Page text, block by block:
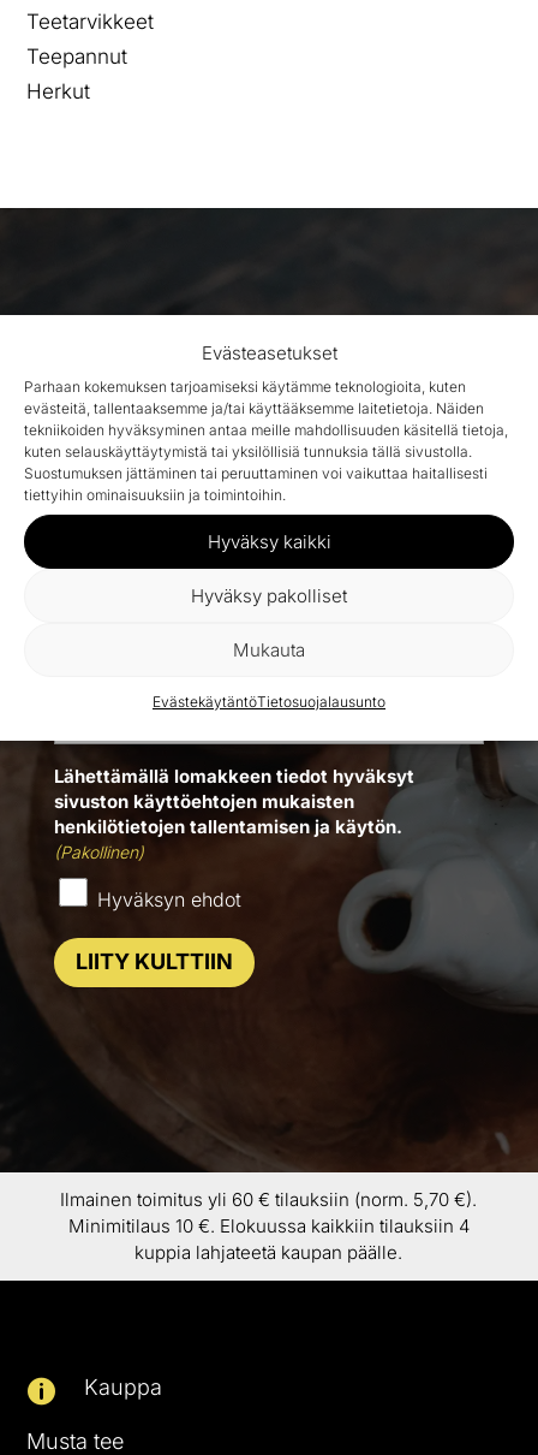
Evästeasetukset
Parhaan kokemuksen tarjoamiseksi käytämme teknologioita, kuten
evästeitä, tallentaaksemme ja/tai käyttääksemme laitetietoja. Näiden
tekniikoiden hyväksyminen antaa meille mahdollisuuden käsitellä tietoja,
kuten selauskäyttäytymistä tai yksilöllisiä tunnuksia tällä sivustolla.
Suostumuksen jättäminen tai peruuttaminen voi vaikuttaa haitallisesti
tiettyihin ominaisuuksiin ja toimintoihin.
Hyväksy kaikki
Hyväksy pakolliset
Mukauta
EvästekäytäntöTietosuojalausunto
Teetarvikkeet
Teepannut
Herkut
KULTIN JÄSENILLE
TEET -10 %
Liity kulttiin: tilaa uutiskirjeemme ja
saat alennuskoodin sähköpostitse
välittömästi.
(Pakollinen)
Lähettämällä lomakkeen tiedot hyväksyt
sivuston käyttöehtojen mukaisten
henkilötietojen tallentamisen ja käytön.
(Pakollinen)
Hyväksyn ehdot
LIITY KULTTIIN
Ilmainen toimitus yli 60 € tilauksiin (norm. 5,70 €).
Minimitilaus 10 €. Elokuussa kaikkiin tilauksiin 4
kuppia lahjateetä kaupan päälle.
 Kauppa
Musta tee